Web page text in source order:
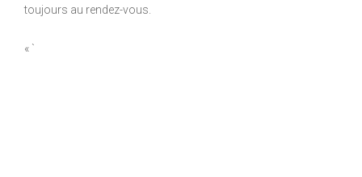
toujours au rendez-vous.
« `